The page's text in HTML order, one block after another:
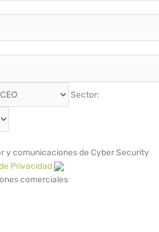
Sector:
y comunicaciones de Cyber Security
Privacidad
comerciales